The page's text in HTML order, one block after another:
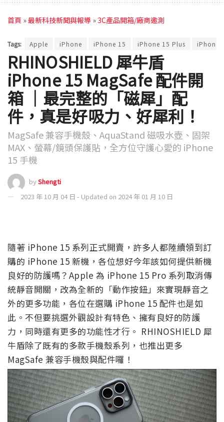
首頁 »最新科技新聞與報導 »3C產品開箱/廠商邀測
Tags: Apple iPhone iPhone 15 iPhone 15 Plus iPhone
RHINOSHIELD 犀牛盾
iPhone 15 MagSafe 配件開
箱 ｜最完整的「磁犀」配
件，真是好吸力、好犀利！
MagSafe 兼容手機殼、AquaStand 磁吸水壺、固架
MAX、螢幕/鏡頭保護貼，全方位守護心愛的 iPhone
15 手機
byShengti
2023 年 10 月 04 日 - Updated on 2024 年 01 月 10 日
隨著 iPhone 15 系列正式開賣，許多人都陸續領到訂
購的 iPhone 15 新機，各位想好今年該如何提供新機
良好的防護嗎？Apple 為 iPhone 15 Pro 系列取消傳
統靜音開關，改為全新的「動作按鈕」來實現靜音之
外的更多功能，各位在選購 iPhone 15 配件也是如
此。不但要挑選外觀設計有特色、擁有良好的防護
力，同時還有更多的功能性才行。 RHINOSHIELD 犀
牛盾除了既有的多款手機殼系列，也推出更多
MagSafe 兼容手機殼與配件囉！